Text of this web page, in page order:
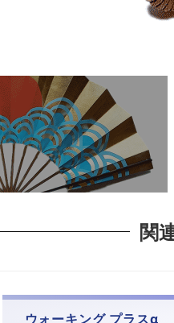
関
ウォーキング プラスα